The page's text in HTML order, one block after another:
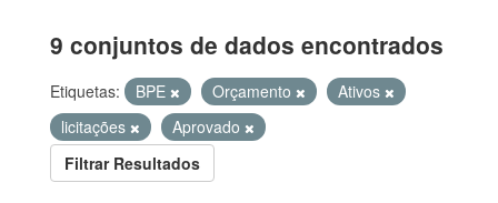
9 conjuntos de dados encontrados
Etiquetas: BPE Orçamento
Ativos
licitações
Aprovado
Filtrar Resultados